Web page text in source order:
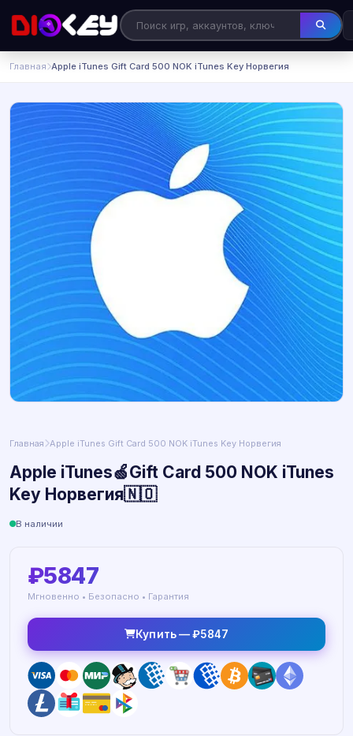
Главная Apple iTunes Gift Card 500 NOK iTunes Key Норвегия
Главная Apple iTunes Gift Card 500 NOK iTunes Key Норвегия
Apple iTunes🍏Gift Card 500 NOK iTunes
Key Норвегия🇳🇴
В наличии
₽5847
Мгновенно • Безопасно • Гарантия
Купить — ₽5847